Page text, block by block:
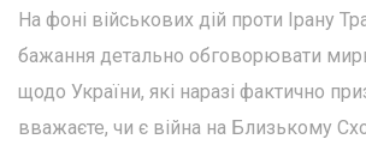
На фоні військових дій проти Ірану
бажання детально обговорювати
щодо України, які наразі фактично
вважаєте, чи є війна на Близькому